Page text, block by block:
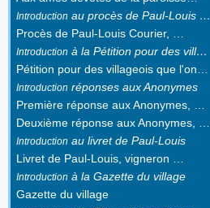
Introduction au procès de Paul-Louis …
Procès de Paul-Louis Courier, …
Introduction à la Pétition pour des vill…
Pétition pour des villageois que l'on…
Introduction réponses aux Anonymes
Première réponse aux Anonymes, …
Deuxième réponse aux Anonymes, …
Introduction au livret de Paul-Louis
Livret de Paul-Louis, vigneron …
Introduction à la Gazette du village
Gazette du village